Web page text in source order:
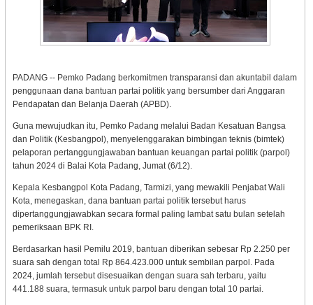
PADANG -- Pemko Padang berkomitmen transparansi dan akuntabil dalam
penggunaan dana bantuan partai politik yang bersumber dari Anggaran
Pendapatan dan Belanja Daerah (APBD).
Guna mewujudkan itu, Pemko Padang melalui Badan Kesatuan Bangsa
dan Politik (Kesbangpol), menyelenggarakan bimbingan teknis (bimtek)
pelaporan pertanggungjawaban bantuan keuangan partai politik (parpol)
tahun 2024 di Balai Kota Padang, Jumat (6/12).
Kepala Kesbangpol Kota Padang, Tarmizi, yang mewakili Penjabat Wali
Kota, menegaskan, dana bantuan partai politik tersebut harus
dipertanggungjawabkan secara formal paling lambat satu bulan setelah
pemeriksaan BPK RI.
Berdasarkan hasil Pemilu 2019, bantuan diberikan sebesar Rp 2.250 per
suara sah dengan total Rp 864.423.000 untuk sembilan parpol. Pada
2024, jumlah tersebut disesuaikan dengan suara sah terbaru, yaitu
441.188 suara, termasuk untuk parpol baru dengan total 10 partai.